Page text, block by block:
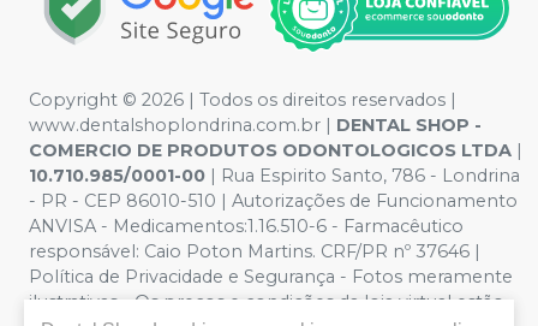
Copyright © 2026 | Todos os direitos reservados |
www.dentalshoplondrina.com.br | DENTAL SHOP -
COMERCIO DE PRODUTOS ODONTOLOGICOS LTDA |
10.710.985/0001-00 | Rua Espirito Santo, 786 - Londrina
- PR - CEP 86010-510 | Autorizações de Funcionamento
ANVISA - Medicamentos:1.16.510-6 - Farmacêutico
responsável: Caio Poton Martins. CRF/PR nº 37646 |
Política de Privacidade e Segurança - Fotos meramente
ilustrativas - Os preços e condições da loja virtual estão